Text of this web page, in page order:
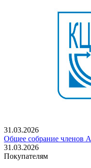
31.03.2026
Общее собрание
31.03.2026
Покупателям